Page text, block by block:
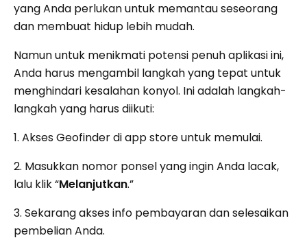
yang Anda perlukan untuk memantau seseorang
dan membuat hidup lebih mudah.
Namun untuk menikmati potensi penuh aplikasi ini,
Anda harus mengambil langkah yang tepat untuk
menghindari kesalahan konyol. Ini adalah langkah-
langkah yang harus diikuti:
1. Akses Geofinder di app store untuk memulai.
2. Masukkan nomor ponsel yang ingin Anda lacak,
lalu klik “Melanjutkan.”
3. Sekarang akses info pembayaran dan selesaikan
pembelian Anda.